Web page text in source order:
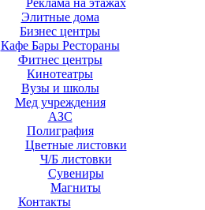
Реклама на этажах
Элитные дома
Бизнес центры
Кафе Бары Рестораны
Фитнес центры
Кинотеатры
Вузы и школы
Мед учреждения
АЗС
Полиграфия
Цветные листовки
Ч/Б листовки
Сувениры
Магниты
Контакты